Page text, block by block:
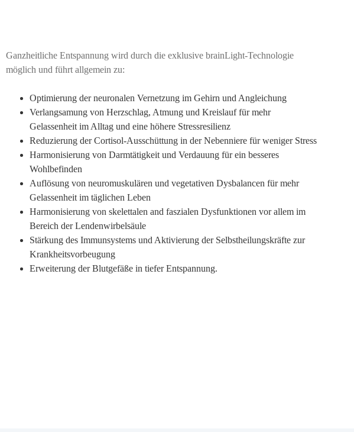
Ganzheitliche Entspannung wird durch die exklusive brainLight-Technologie
möglich und führt allgemein zu:
Optimierung der neuronalen Vernetzung im Gehirn und Angleichung
Verlangsamung von Herzschlag, Atmung und Kreislauf für mehr
Gelassenheit im Alltag und eine höhere Stressresilienz
Reduzierung der Cortisol-Ausschüttung in der Nebenniere für weniger Stress
Harmonisierung von Darmtätigkeit und Verdauung für ein besseres
Wohlbefinden
Auflösung von neuromuskulären und vegetativen Dysbalancen für mehr
Gelassenheit im täglichen Leben
Harmonisierung von skelettalen and faszialen Dysfunktionen vor allem im
Bereich der Lendenwirbelsäule
Stärkung des Immunsystems und Aktivierung der Selbstheilungskräfte zur
Krankheitsvorbeugung
Erweiterung der Blutgefäße in tiefer Entspannung.